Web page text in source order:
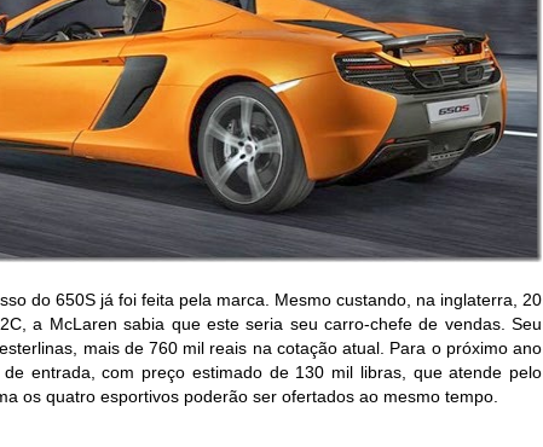
do 650S já foi feita pela marca. Mesmo custando, na inglaterra, 20
a McLaren sabia que este seria seu carro-chefe de vendas. Seu
mais de 760 mil reais na cotação atual. Para o próximo ano
entrada, com preço estimado de 130 mil libras, que atende pelo
os quatro esportivos poderão ser ofertados ao mesmo tempo.